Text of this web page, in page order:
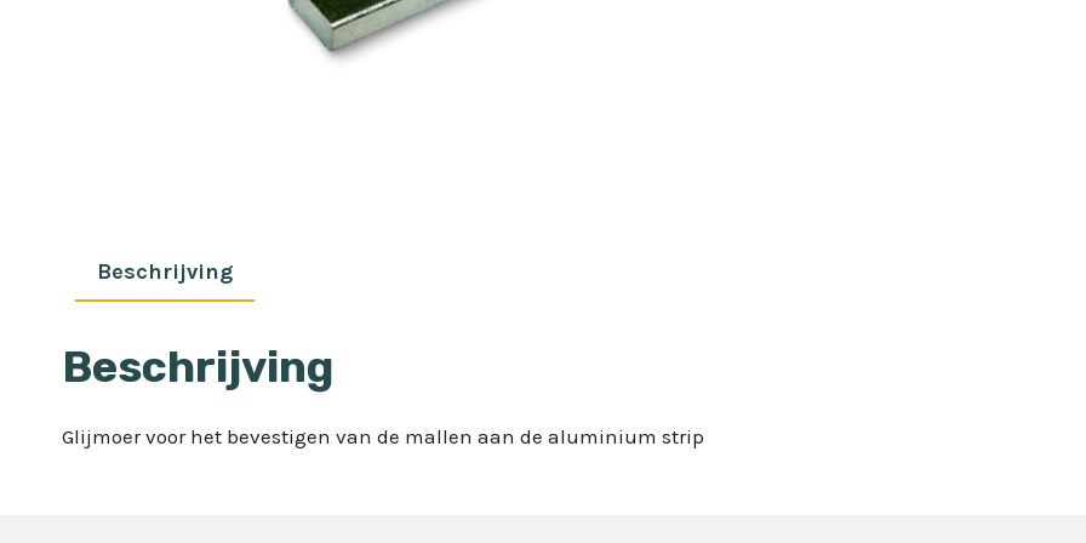
Beschrijving
Beschrijving
Glijmoer voor het bevestigen van de mallen aan de aluminium strip